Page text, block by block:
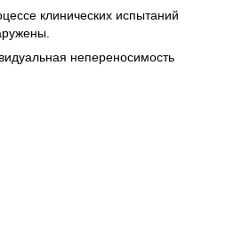
клинических испытаний
непереносимость